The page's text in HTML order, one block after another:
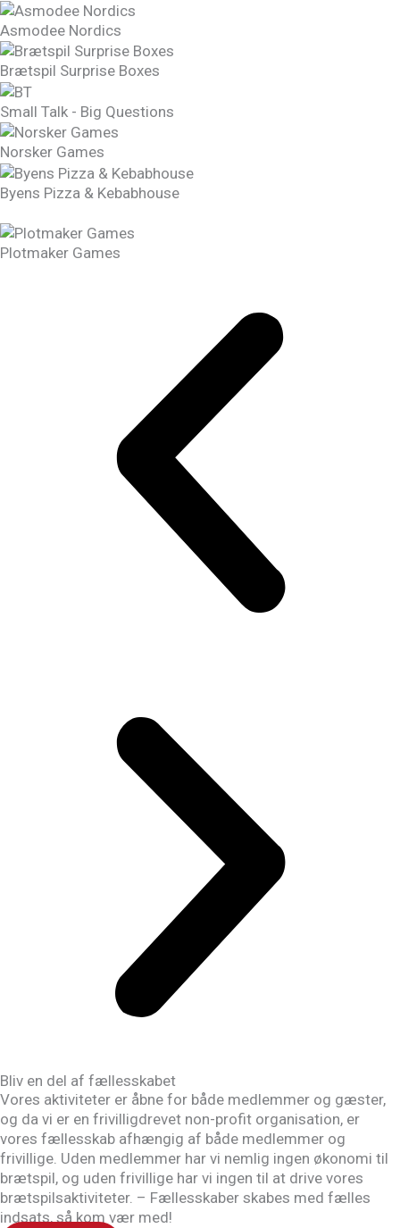
Asmodee Nordics
Brætspil Surprise Boxes
Small Talk - Big Questions
Norsker Games
Byens Pizza & Kebabhouse
Plotmaker Games
Bliv en del af fællesskabet
Vores aktiviteter er åbne for både medlemmer og gæster,
og da vi er en frivilligdrevet non-profit organisation, er
vores fællesskab afhængig af både medlemmer og
frivillige. Uden medlemmer har vi nemlig ingen økonomi til
brætspil, og uden frivillige har vi ingen til at drive vores
brætspilsaktiviteter. – Fællesskaber skabes med fælles
indsats, så kom vær med!